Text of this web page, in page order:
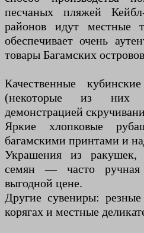
песчаных пляжей
районов идут местные
обеспечивает очень
товары Багамских
Качественные
(некоторые из
демонстрацией
Яркие хлопковые
багамскими принтами и
Украшения из ракушек,
семян — часто
выгодной цене.
Другие сувениры:
корягах и местные